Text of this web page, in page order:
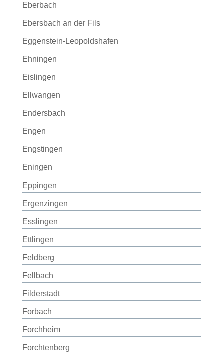
Eberbach
Ebersbach an der Fils
Eggenstein-Leopoldshafen
Ehningen
Eislingen
Ellwangen
Endersbach
Engen
Engstingen
Eningen
Eppingen
Ergenzingen
Esslingen
Ettlingen
Feldberg
Fellbach
Filderstadt
Forbach
Forchheim
Forchtenberg